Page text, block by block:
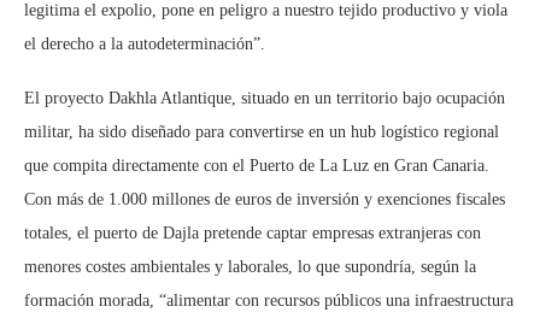
legitima el expolio, pone en peligro a nuestro tejido productivo y viola
el derecho a la autodeterminación”.
El proyecto Dakhla Atlantique, situado en un territorio bajo ocupación
militar, ha sido diseñado para convertirse en un hub logístico regional
que compita directamente con el Puerto de La Luz en Gran Canaria.
Con más de 1.000 millones de euros de inversión y exenciones fiscales
totales, el puerto de Dajla pretende captar empresas extranjeras con
menores costes ambientales y laborales, lo que supondría, según la
formación morada, “alimentar con recursos públicos una infraestructura